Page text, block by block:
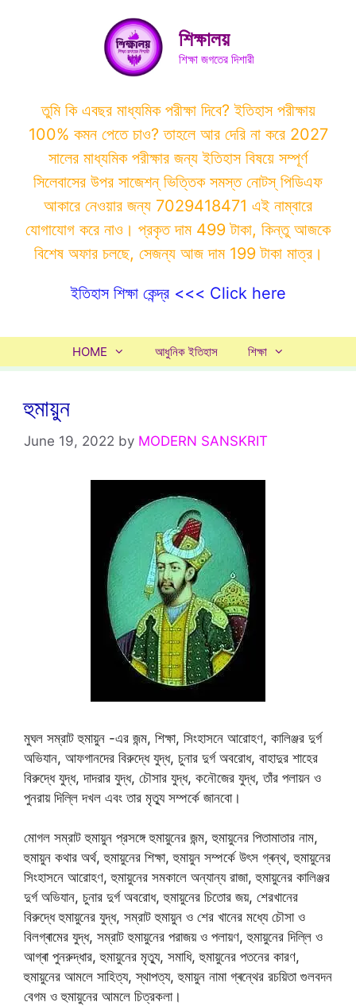
শিক্ষালয়
শিক্ষা জগতের দিশারী
তুমি কি এবছর মাধ্যমিক পরীক্ষা দিবে? ইতিহাস পরীক্ষায়
100% কমন পেতে চাও? তাহলে আর দেরি না করে 2027
সালের মাধ্যমিক পরীক্ষার জন্য ইতিহাস বিষয়ে সম্পূর্ণ
সিলেবাসের উপর সাজেশন্ ভিত্তিক সমস্ত নোটস্ পিডিএফ
আকারে নেওয়ার জন্য 7029418471 এই নাম্বারে
যোগাযোগ করে নাও। প্রকৃত দাম 499 টাকা, কিন্তু আজকে
বিশেষ অফার চলছে, সেজন্য আজ দাম 199 টাকা মাত্র।
ইতিহাস শিক্ষা কেন্দ্র <<< Click here
HOME আধুনিক ইতিহাস শিক্ষা
হুমায়ুন
June 19, 2022 by MODERN SANSKRIT
মুঘল সম্রাট হুমায়ুন -এর জন্ম, শিক্ষা, সিংহাসনে আরোহণ, কালিঞ্জর দুর্গ
অভিযান, আফগানদের বিরুদ্ধে যুদ্ধ, চুনার দুর্গ অবরোধ, বাহাদুর শাহের
বিরুদ্ধে যুদ্ধ, দাদরার যুদ্ধ, চৌসার যুদ্ধ, কনৌজের যুদ্ধ, তাঁর পলায়ন ও
পুনরায় দিল্লি দখল এবং তার মৃত্যু সম্পর্কে জানবো।
মোগল সম্রাট হুমায়ুন প্রসঙ্গে হুমায়ুনের জন্ম, হুমায়ুনের পিতামাতার নাম,
হুমায়ুন কথার অর্থ, হুমায়ুনের শিক্ষা, হুমায়ুন সম্পর্কে উৎস গ্ৰন্থ, হুমায়ুনের
সিংহাসনে আরোহণ, হুমায়ুনের সমকালে অন্যান্য রাজা, হুমায়ুনের কালিঞ্জর
দুর্গ অভিযান, চুনার দুর্গ অবরোধ, হুমায়ুনের চিতোর জয়, শেরখানের
বিরুদ্ধে হুমায়ুনের যুদ্ধ, সম্রাট হুমায়ুন ও শের খানের মধ্যে চৌসা ও
বিলগ্ৰামের যুদ্ধ, সম্রাট হুমায়ুনের পরাজয় ও পলায়ণ, হুমায়ুনের দিল্লি ও
আগ্ৰা পুনরুদ্ধার, হুমায়ুনের মৃত্যু, সমাধি, হুমায়ুনের পতনের কারণ,
হুমায়ুনের আমলে সাহিত্য, স্থাপত্য, হুমায়ুন নামা গ্ৰন্থের রচয়িতা গুলবদন
বেগম ও হুমায়ুনের আমলে চিত্রকলা।